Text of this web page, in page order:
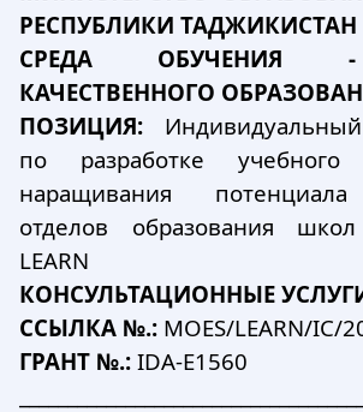
РЕСПУБЛИКИ ТАДЖИКИСТАН
СРЕДА ОБУЧЕНИЯ
КАЧЕСТВЕННОГО
ПОЗИЦИЯ:
по разработке
наращивания
отделов образования
LEARN
КОНСУЛЬТАЦИОННЫЕ
ССЫЛКА №.: MOES/LEARN/IC/
ГРАНТ №.: IDA-E1560